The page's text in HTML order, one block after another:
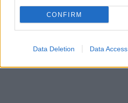
CONFIRM
Data Deletion Data Access